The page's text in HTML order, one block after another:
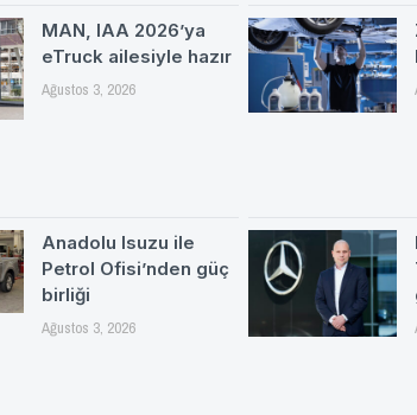
MAN, IAA 2026’ya
eTruck ailesiyle hazır
Ağustos 3, 2026
Anadolu Isuzu ile
Petrol Ofisi’nden güç
birliği
Ağustos 3, 2026